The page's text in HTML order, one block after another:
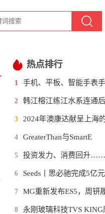
热点排行
1 手机、平板、智能手表
2 韩江榕江练江水系连通
3 2024年澳康达献呈上海
4 GreaterThan与SmartE
5 投资发力、消费回升
6 Seeds丨思必驰完成5亿
7 MG重新发布ES5，周钘
8 永刚玻璃科技TVS KING